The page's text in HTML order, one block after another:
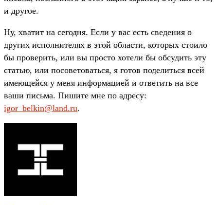
и другое.
Ну, хватит на сегодня. Если у вас есть сведения о
других исполнителях в этой области, которых стоило
бы проверить, или вы просто хотели бы обсудить эту
статью, или посоветоваться, я готов поделиться всей
имеющейся у меня информацией и ответить на все
ваши письма. Пишите мне по адресу:
igor_belkin@land.ru.